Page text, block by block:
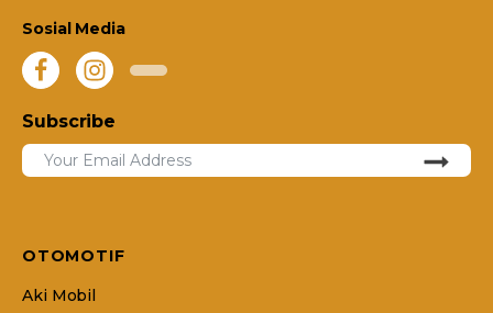
Sosial Media
Subscribe
OTOMOTIF
Aki Mobil